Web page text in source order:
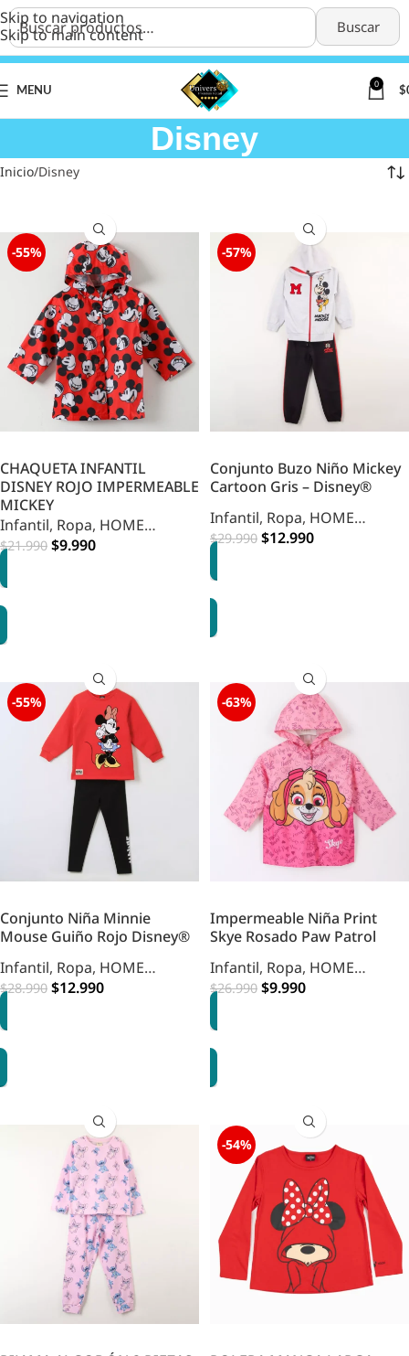
Buscar
Skip to navigation
Skip to main content
MENU
0
$
Disney
Inicio Disney
-55%
CHAQUETA INFANTIL
DISNEY ROJO IMPERMEABLE
MICKEY
Infantil, Ropa, HOME
INFANTIL
$21.990 $9.990
-57%
Conjunto Buzo Niño Mickey
Cartoon Gris – Disney®
Infantil, Ropa, HOME
INFANTIL
$29.990 $12.990
-55%
Conjunto Niña Minnie
Mouse Guiño Rojo Disney®
Infantil, Ropa, HOME
INFANTIL
$28.990 $12.990
-63%
Impermeable Niña Print
Skye Rosado Paw Patrol
Infantil, Ropa, HOME
INFANTIL
$26.990 $9.990
-54%